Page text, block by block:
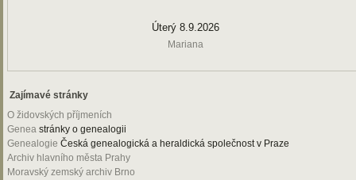
Úterý 8.9.2026
Mariana
Zajímavé stránky
O židovských příjmeních
Genea stránky o genealogii
Genealogie Česká genealogická a heraldická společnost v Praze
Archiv hlavního města Prahy
Moravský zemský archiv Brno